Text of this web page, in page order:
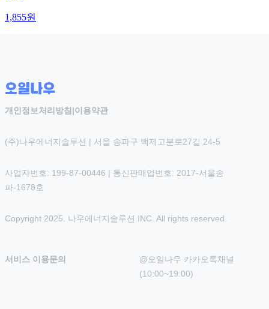
1,855원
개인정보처리방침 |이용약관
(주)나우에너지솔루션 | 서울 송파구 백제고분로27길 24-5
사업자번호: 199-87-00446 | 통신판매업번호: 2017-서울송
파-1678호
Copyright 2025. 나우에너지솔루션 INC. All rights reserved.
서비스 이용문의
@오일나우 카카오톡채널
(10:00~19:00)